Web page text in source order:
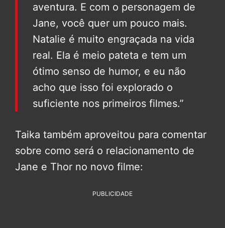
aventura. E com o personagem de
Jane, você quer um pouco mais.
Natalie é muito engraçada na vida
real. Ela é meio pateta e tem um
ótimo senso de humor, e eu não
acho que isso foi explorado o
suficiente nos primeiros filmes.”
Taika também aproveitou para comentar
sobre como será o relacionamento de
Jane e Thor no novo filme:
PUBLICIDADE